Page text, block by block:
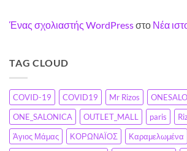
Ένας σχολιαστής WordPressστο Νέα
TAG CLOUD
COVID-19 COVID19 Mr Rizos
ONE_SALONICA
OUTLET_MALL paris
Άγιος Μάμας
ΚΟΡΩΝΑΪΟΣ
Καραμελωμένα